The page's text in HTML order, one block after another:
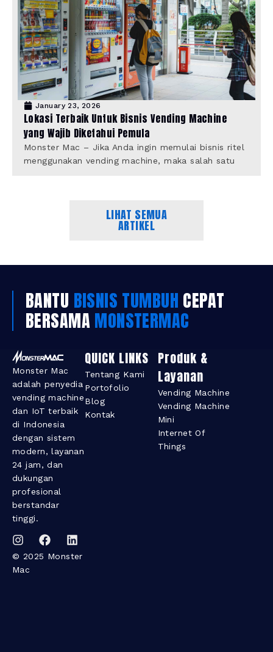
January 23, 2026
Lokasi Terbaik Untuk Bisnis Vending Machine
yang Wajib Diketahui Pemula
Monster Mac – Jika Anda ingin memulai bisnis ritel
menggunakan vending machine, maka salah satu
LIHAT SEMUA
ARTIKEL
BANTU BISNIS TUMBUH CEPAT
BERSAMAMONSTERMAC
Monster Mac
adalah penyedia
vending machine
dan IoT terbaik
di Indonesia
dengan sistem
modern, layanan
24 jam, dan
dukungan
profesional
berstandar
tinggi.
© 2025 Monster
Mac
QUICK LINKS
Tentang Kami
Portofolio
Blog
Kontak
Produk &
Layanan​
Vending Machine
Vending Machine
Mini
Internet Of
Things